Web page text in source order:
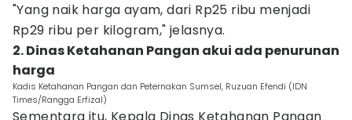
"Yang naik harga ayam, dari Rp25 ribu menjadi
Rp29 ribu per kilogram," jelasnya.
2. Dinas Ketahanan Pangan akui ada penurunan
harga
Kadis Ketahanan Pangan dan Peternakan Sumsel, Ruzuan Efendi (IDN
Times/Rangga Erfizal)